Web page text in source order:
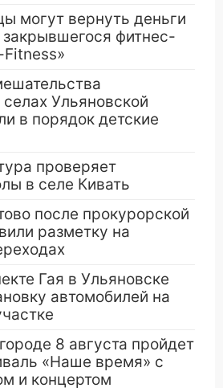
могут вернуть деньги
фитнес-
Ульяновской
в порядок детские
проверяет
в селе Кивать
после прокурорской
разметку на
Гая в Ульяновске
автомобилей на
8 августа пройдет
«Наше время» с
и концертом